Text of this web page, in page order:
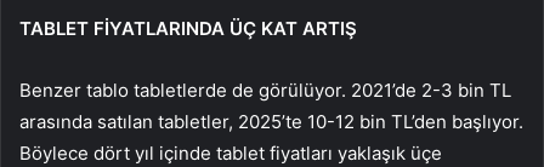
TABLET FİYATLARINDA ÜÇ KAT ARTIŞ
Benzer tablo tabletlerde de görülüyor. 2021’de 2-3 bin TL
arasında satılan tabletler, 2025’te 10-12 bin TL’den başlıyor.
Böylece dört yıl içinde tablet fiyatları yaklaşık üçe